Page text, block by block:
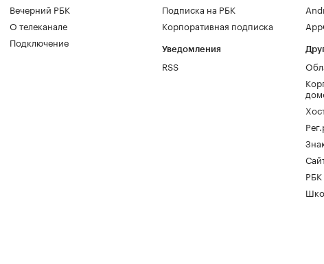
Вечерний РБК
О телеканале
Подключение
Подписка на РБК
Корпоративная подписка
Уведомления
RSS